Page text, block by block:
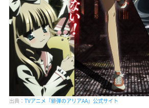
出典： TVアニメ『緋弾のアリアAA』公式サイト